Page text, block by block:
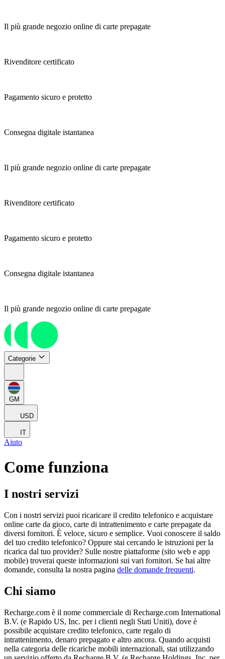
Il più grande negozio online di carte prepagate
Rivenditore certificato
Pagamento sicuro e protetto
Consegna digitale istantanea
Il più grande negozio online di carte prepagate
Rivenditore certificato
Pagamento sicuro e protetto
Consegna digitale istantanea
Il più grande negozio online di carte prepagate
Categorie
GM
USD
IT
Aiuto
Come funziona
I nostri servizi
Con i nostri servizi puoi ricaricare il credito telefonico e acquistare
online carte da gioco, carte di intrattenimento e carte prepagate da
diversi fornitori. È veloce, sicuro e semplice. Vuoi conoscere il saldo
del tuo credito telefonico? Oppure stai cercando le istruzioni per la
ricarica dal tuo provider? Sulle nostre piattaforme (sito web e app
mobile) troverai queste informazioni sui vari fornitori. Se hai altre
domande, consulta la nostra pagina delle domande frequenti.
Chi siamo
Recharge.com è il nome commerciale di Recharge.com International
B.V. (e Rapido US, Inc. per i clienti negli Stati Uniti), dove è
possibile acquistare credito telefonico, carte regalo di
intrattenimento, denaro prepagato e altro ancora. Quando acquisti
nella categoria delle ricariche mobili internazionali, stai utilizzando